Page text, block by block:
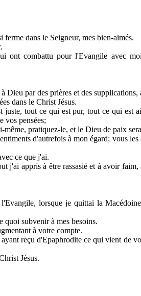
dans le Seigneur, mes bien-aimés.
combattu pour l'Evangile avec
par des prières et des supplications,
dans le Christ Jésus.
tout ce qui est pur, tout ce qui est
vos pensées;
pratiquez-le, et le Dieu de paix
d'autrefois à mon égard; vous
ce que j'ai.
j'ai appris à être rassasié et à avoir faim,
lorsque je quittai la
quoi subvenir à mes besoins.
à votre compte.
reçu d'Epaphrodite ce qui vient de
Jésus.